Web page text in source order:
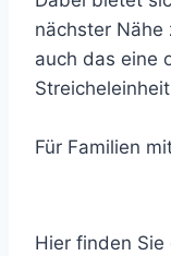
nächster Nähe
auch das eine
Für Familien
Hier finden